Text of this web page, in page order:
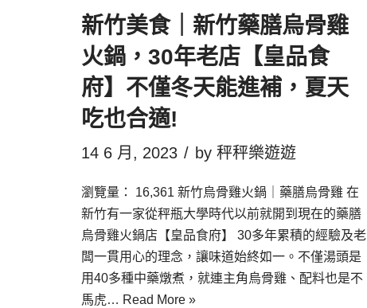
新竹美食｜新竹藥膳烏骨雞
火鍋，30年老店【皇品食
府】不僅冬天能進補，夏天
吃也合適!
14 6 月, 2023 by 秤秤樂遊遊
瀏覽量： 16,361 新竹烏骨雞火鍋｜藥膳烏骨雞 在
新竹有一家從秤瓶大學時代以前就開到現在的藥膳
烏骨雞火鍋店【皇品食府】 30多年累積的經驗及老
闆一貫用心的理念，讓味道始終如一。不僅湯頭是
用40多種中藥燉煮，就連主角烏骨雞、配料也是不
馬虎… Read More »